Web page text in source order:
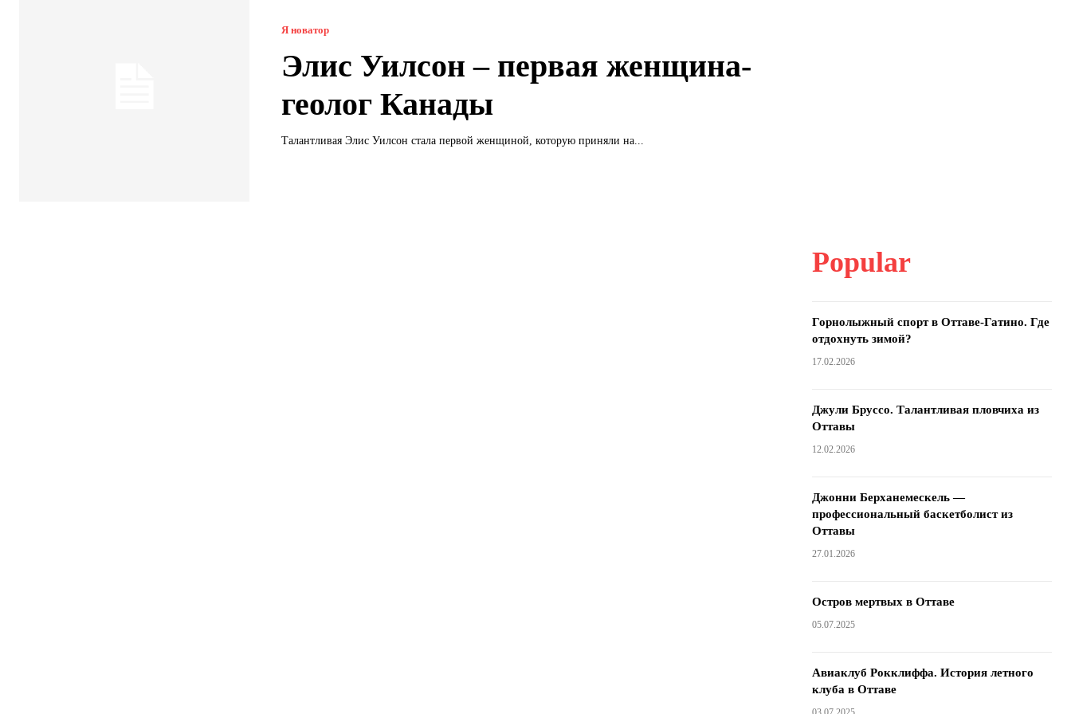
Я новатор
Элис Уилсон – первая женщина-
геолог Канады
Талантливая Элис Уилсон стала первой женщиной, которую приняли на...
Popular
Горнолыжный спорт в Оттаве-Гатино. Где
отдохнуть зимой?
17.02.2026
Джули Бруссо. Талантливая пловчиха из
Оттавы
12.02.2026
Джонни Берханемескель —
профессиональный баскетболист из
Оттавы
27.01.2026
Остров мертвых в Оттаве
05.07.2025
Авиаклуб Рокклиффа. История летного
клуба в Оттаве